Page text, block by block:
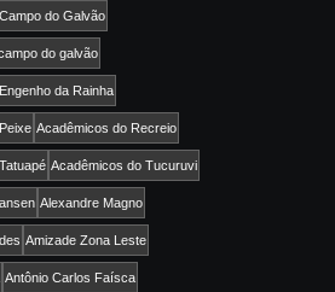
do Galvão
do galvão
da Rainha
Acadêmicos do Recreio
Acadêmicos do Tucuruvi
Alexandre Magno
Amizade Zona Leste
Antônio Carlos Faísca